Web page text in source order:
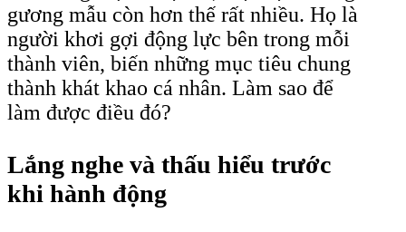
gương mẫu còn hơn thế rất nhiều. Họ là
người khơi gợi động lực bên trong mỗi
thành viên, biến những mục tiêu chung
thành khát khao cá nhân. Làm sao để
làm được điều đó?
Lắng nghe và thấu hiểu trước
khi hành động